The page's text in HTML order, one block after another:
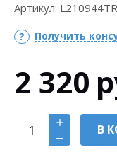
Артикул:
Получить
2 320
В